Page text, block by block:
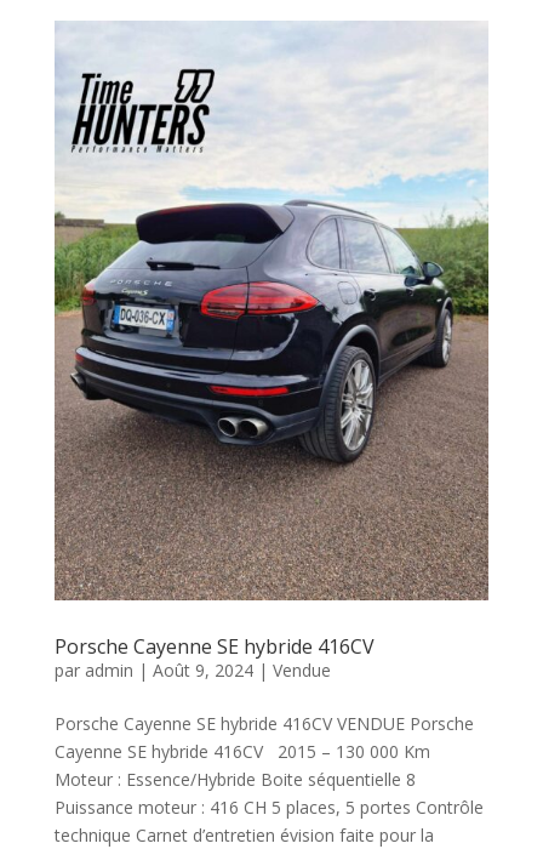
Porsche Cayenne SE hybride 416CV
par admin | Août 9, 2024| Vendue
Porsche Cayenne SE hybride 416CV VENDUE Porsche
Cayenne SE hybride 416CV 2015 – 130 000 Km
Moteur : Essence/Hybride Boite séquentielle 8
Puissance moteur : 416 CH 5 places, 5 portes Contrôle
technique Carnet d’entretien évision faite pour la